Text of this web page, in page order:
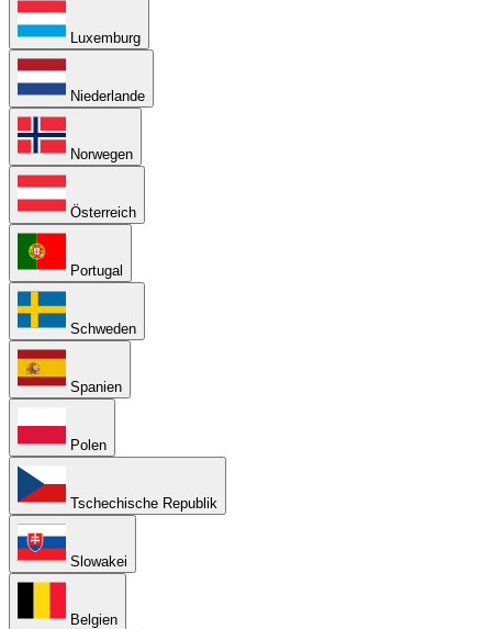
Luxemburg
Niederlande
Norwegen
Österreich
Portugal
Schweden
Spanien
Polen
Tschechische Republik
Slowakei
Belgien